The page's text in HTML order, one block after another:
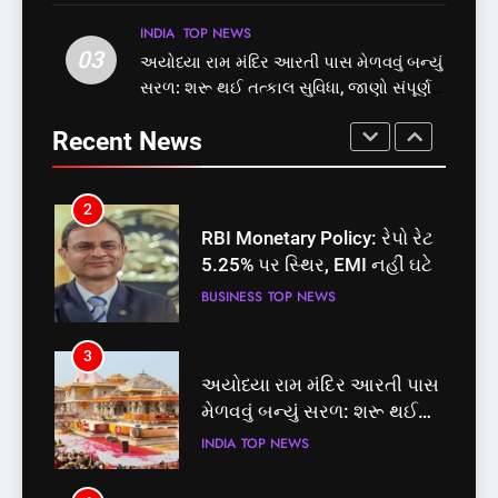
2
RBI Monetary Policy: રેપો રેટ
5.25% પર સ્થિર, EMI નહીં ઘટે
3
અયોધ્યા રામ મંદિર આરતી પાસ
મેળવવું બન્યું સરળ: શરૂ થઈ
તત્કાલ સુવિધા, જાણો સંપૂર્ણ
INDIA TOP NEWS
4
‘ગજિની’ અને ‘લગાન’ ફેમ
અભિનેતા પ્રદીપ રાવતનું 74
વર્ષની વયે નિધન, બ્લડ કેન્સર
ENTERTAINMENT
03
INDIA TOP NEWS
અયોધ્યા રામ મંદિર આરતી પાસ મેળવવું બન્યું
સરળ: શરૂ થઈ તત્કાલ સુવિધા, જાણો સંપૂર્ણ
Recent News
1
સમાજવાદી પાર્ટીએ અયોધ્યા
બેઠક પરથી પવન પાંડેને 2027
માટે બનાવાયા ઉમેદવાર
2
RBI Monetary Policy: રેપો રેટ
5.25% પર સ્થિર, EMI નહીં ઘટે
BUSINESS TOP NEWS
3
અયોધ્યા રામ મંદિર આરતી પાસ
મેળવવું બન્યું સરળ: શરૂ થઈ
તત્કાલ સુવિધા, જાણો સંપૂર્ણ
INDIA TOP NEWS